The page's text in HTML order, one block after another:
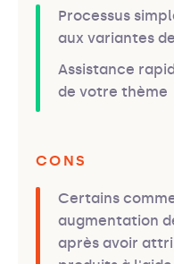
Processus
aux variantes
Assistance
de votre thème
CONS
Certains
augmentation
après avoir